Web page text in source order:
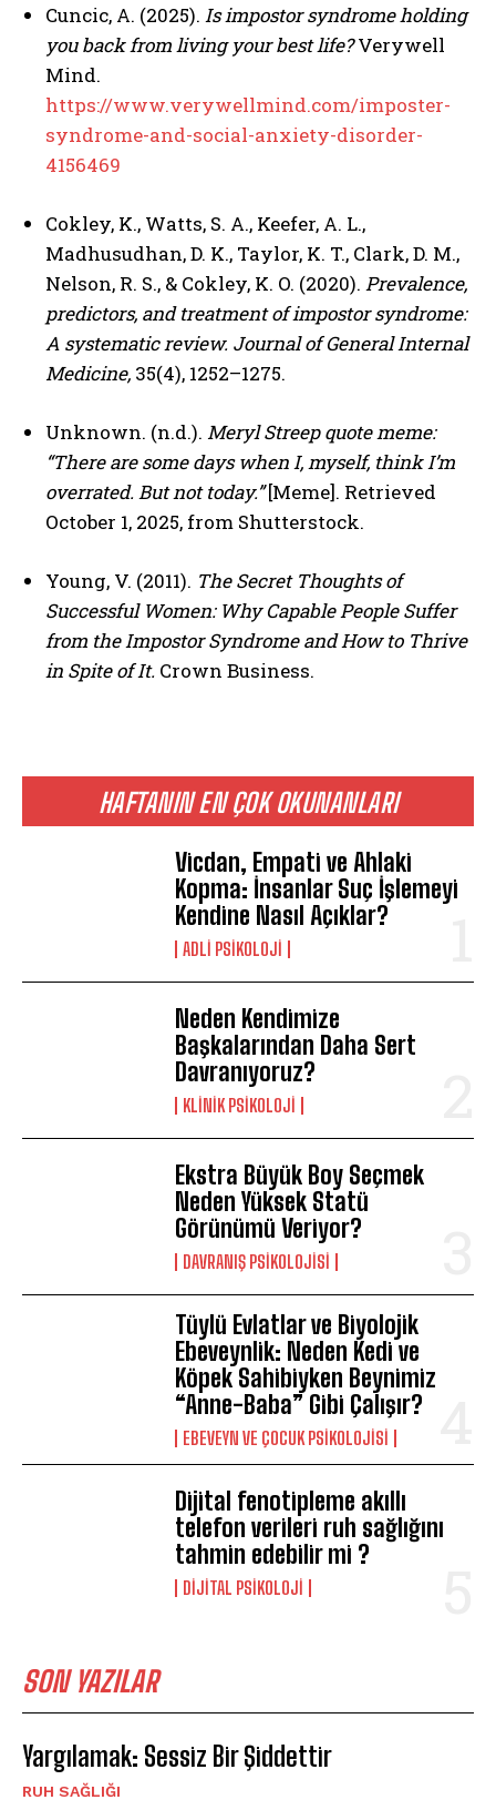
HAFTANIN EN ÇOK OKUNANLARI
Vicdan, Empati ve Ahlaki
Kopma: İnsanlar Suç İşlemeyi
Kendine Nasıl Açıklar?
ADLI PSIKOLOJI
Neden Kendimize
Başkalarından Daha Sert
Davranıyoruz?
KLINIK PSIKOLOJI
Ekstra Büyük Boy Seçmek
Neden Yüksek Statü
Görünümü Veriyor?
DAVRANIŞ PSIKOLOJISI
Tüylü Evlatlar ve Biyolojik
Ebeveynlik: Neden Kedi ve
Köpek Sahibiyken Beynimiz
“Anne-Baba” Gibi Çalışır?
EBEVEYN VE ÇOCUK PSIKOLOJISI
Dijital fenotipleme akıllı
telefon verileri ruh sağlığını
tahmin edebilir mi ?
DIJITAL PSIKOLOJI
SON YAZILAR
Yargılamak: Sessiz Bir Şiddettir
⁠RUH SAĞLIĞI
Cuncic, A. (2025). Is impostor syndrome holding
you back from living your best life?Verywell
Mind.
https://www.verywellmind.com/imposter-
syndrome-and-social-anxiety-disorder-
4156469
Cokley, K., Watts, S. A., Keefer, A. L.,
Madhusudhan, D. K., Taylor, K. T., Clark, D. M.,
Nelson, R. S., & Cokley, K. O. (2020). Prevalence,
predictors, and treatment of impostor syndrome:
A systematic review. Journal of General Internal
Medicine, 35(4), 1252–1275.
Unknown. (n.d.). Meryl Streep quote meme:
“There are some days when I, myself, think I’m
overrated. But not today.”[Meme]. Retrieved
October 1, 2025, from Shutterstock.
Young, V. (2011). The Secret Thoughts of
Successful Women: Why Capable People Suffer
from the Impostor Syndrome and How to Thrive
in Spite of It. Crown Business.